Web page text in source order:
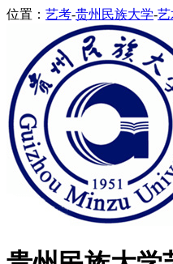
位置： 艺考-贵州民族大学-艺